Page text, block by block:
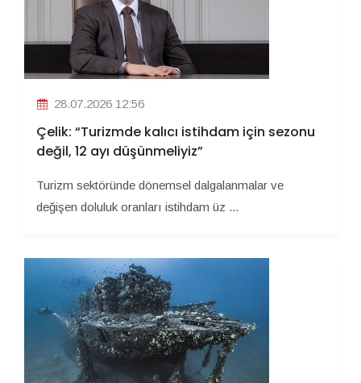
28.07.2026 12:56
Çelik: “Turizmde kalıcı istihdam için sezonu
değil, 12 ayı düşünmeliyiz”
Turizm sektöründe dönemsel dalgalanmalar ve
değişen doluluk oranları istihdam üz ...